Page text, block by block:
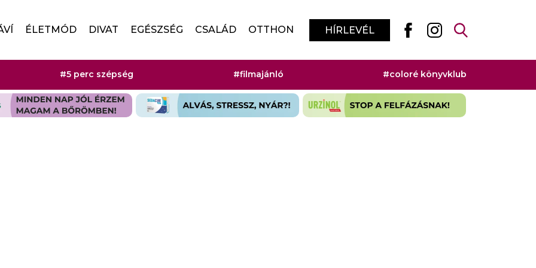
ÉLETMÓD DIVAT EGÉSZSÉG CSALÁD OTTHON HÍRLEVÉL
#5 perc szépség #filmajánló #coloré könyvklub